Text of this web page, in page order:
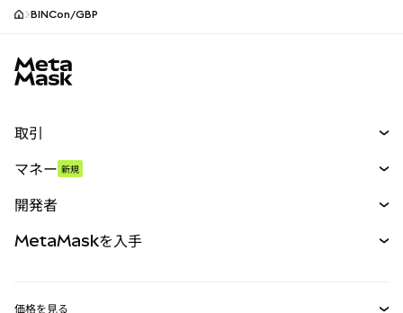
BINCon/GBP
取引
パーペチュアル
RWA
マネー 新規
開発者
MetaMaskを入手
価格を見る